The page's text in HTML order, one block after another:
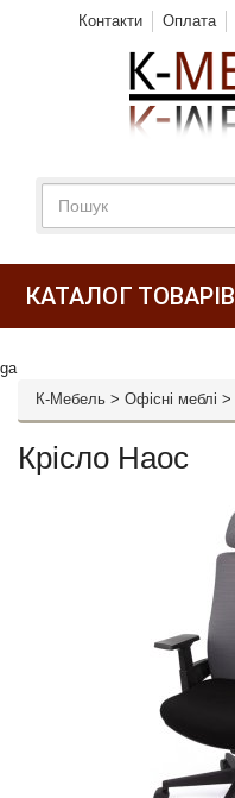
Контакти Оплата
КАТАЛОГ ТОВАРІВ
ga
К-Мебель > Офісні меблі >
Крісло Наос